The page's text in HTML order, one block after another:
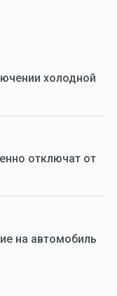
холодной
отключат от
на автомобиль